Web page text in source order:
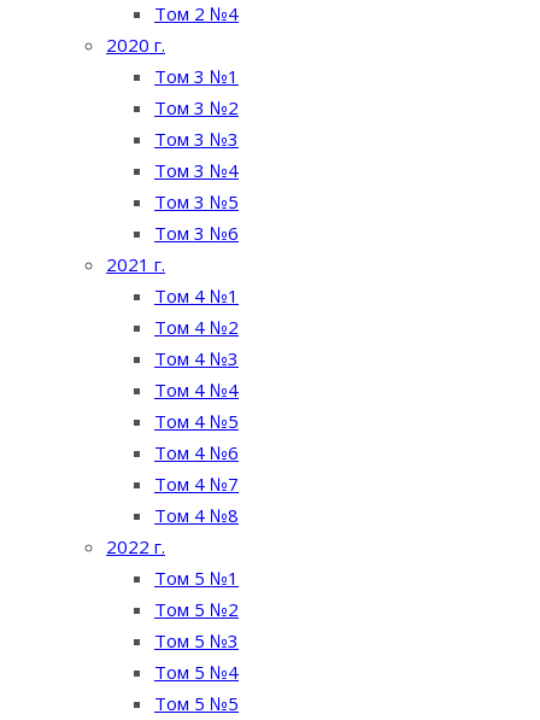
Том 2 №4
2020 г.
Том 3 №1
Том 3 №2
Том 3 №3
Том 3 №4
Том 3 №5
Том 3 №6
2021 г.
Том 4 №1
Том 4 №2
Том 4 №3
Том 4 №4
Том 4 №5
Том 4 №6
Том 4 №7
Том 4 №8
2022 г.
Том 5 №1
Том 5 №2
Том 5 №3
Том 5 №4
Том 5 №5